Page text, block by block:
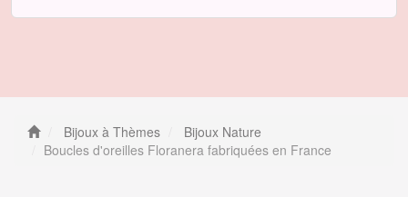
Bijoux à Thèmes
Bijoux Nature
Boucles d'oreilles Floranera fabriquées en France